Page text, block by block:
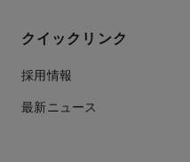
クイックリンク
採用情報
最新ニュース